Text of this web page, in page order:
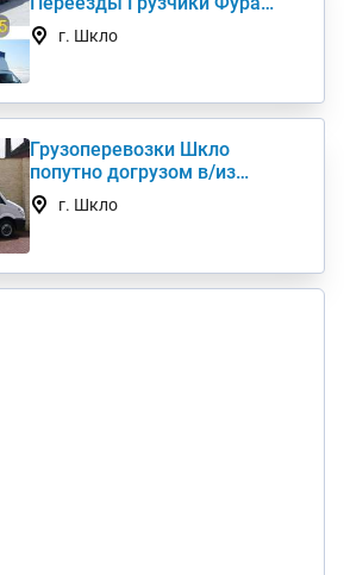
Газельг. Шкло
Грузоперевозки Шкло
попутно догрузом в/из
Киев(а) по Украине (нал,б/н)
г. Шкло